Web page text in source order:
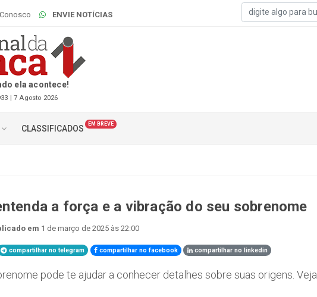
ENVIE NOTÍCIAS
ela acontece!
| 7 Agosto 2026
CLASSIFICADOS EM BREVE
a força e a vibração do seu sobrenome
em 1 de março de 2025 às 22:00
compartilhar no telegram compartilhar no facebook compartilhar no linkedin
pode te ajudar a conhecer detalhes sobre suas origens. Veja